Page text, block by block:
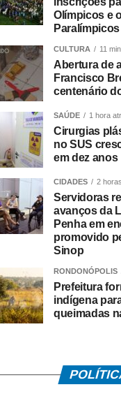
Olímpicos e
Paralímpicos
CULTURA 11
Abertura de
Francisco
centenário
SAÚDE 1 hora
Cirurgias
no SUS
em dez anos
CIDADES 2
Servidoras
avanços da
Penha em
promovido
Sinop
RONDONÓPOLIS
Prefeitura
indígena
queimadas